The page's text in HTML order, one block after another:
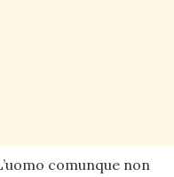
comunque non